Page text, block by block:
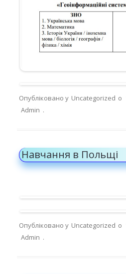
Опубліковано у Uncategorized о
Admin .
Навчання в Польщі
Опубліковано у Uncategorized о
Admin .